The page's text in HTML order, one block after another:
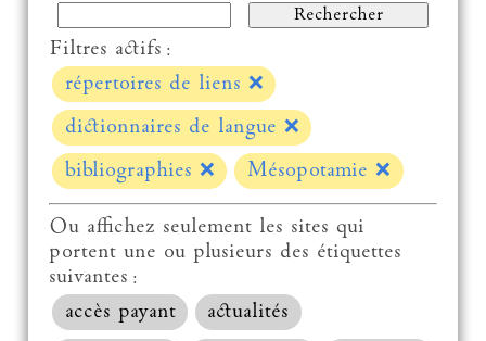
Filtres actifs :
répertoires de liens ❌
dictionnaires de langue ❌
bibliographies ❌ Mésopotamie❌
Ou affichez seulement les sites qui
portent une ou plusieurs des étiquettes
suivantes :
accès payant
actualités